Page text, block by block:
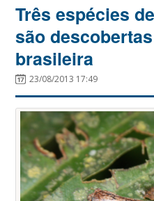
Três espécies
são
brasileira
23/08/2013 17:49